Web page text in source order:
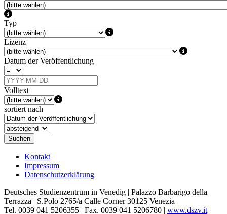
Typ
Lizenz
Datum der Veröffentlichung
Volltext
sortiert nach
Suchen
Kontakt
Impressum
Datenschutzerklärung
Deutsches Studienzentrum in Venedig | Palazzo Barbarigo della
Terrazza | S.Polo 2765/a Calle Corner 30125 Venezia
Tel. 0039 041 5206355 | Fax. 0039 041 5206780 | www.dszv.it